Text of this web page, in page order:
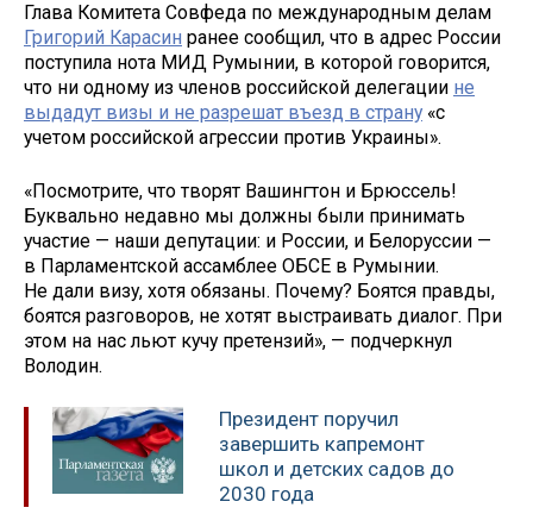
Глава Комитета Совфеда по международным делам
Григорий Карасин ранее сообщил, что в адрес России
поступила нота МИД Румынии, в которой говорится,
что ни одному из членов российской делегации не
выдадут визы и не разрешат въезд в страну «с
учетом российской агрессии против Украины».
«Посмотрите, что творят Вашингтон и Брюссель!
Буквально недавно мы должны были принимать
участие — наши депутации: и России, и Белоруссии —
в Парламентской ассамблее ОБСЕ в Румынии.
Не дали визу, хотя обязаны. Почему? Боятся правды,
боятся разговоров, не хотят выстраивать диалог. При
этом на нас льют кучу претензий», — подчеркнул
Володин.
Президент поручил
завершить капремонт
школ и детских садов до
2030 года